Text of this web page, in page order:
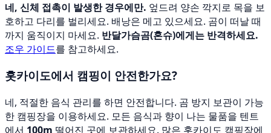
네, 신체 접촉이 발생한 경우에만. 엎드려 양손 깍지로 목을 보
호하고 다리를 벌리세요. 배낭은 메고 있으세요. 곰이 떠날 때
까지 움직이지 마세요. 반달가슴곰(혼슈)에게는 반격하세요.
조우 가이드를 참고하세요.
홋카이도에서 캠핑이 안전한가요?
네, 적절한 음식 관리를 하면 안전합니다. 곰 방지 보관이 가능
한 캠핑장을 이용하세요. 모든 음식과 향이 나는 물품을 텐트
에서 100m 떨어진 곳에 보관하세요. 많은 홋카이도 캠핑장에